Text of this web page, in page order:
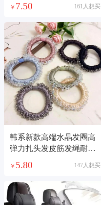
￥ 7.50 161人想买
韩系新款高端水晶发圈高
弹力扎头发皮筋发绳耐用
￥ 5.80 147人想买